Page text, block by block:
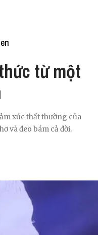
từ một
xúc thất thường của
và đeo bám cả đời.